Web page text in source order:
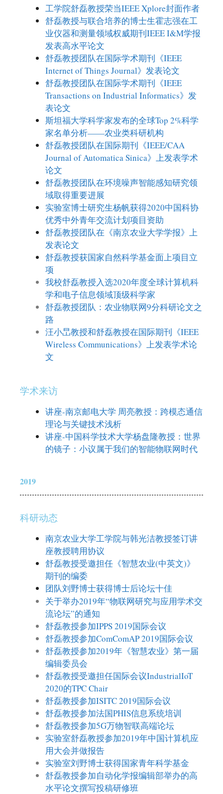
工学院舒磊教授荣当IEEE Xplore封面作者
舒磊教授与联合培养的博士生霍志强在工
业仪器和测量领域权威期刊IEEE I&M学报
发表高水平论文
舒磊教授团队在国际学术期刊《IEEE
Internet of Things Journal》发表论文
舒磊教授团队在国际学术期刊《IEEE
Transactions on Industrial Informatics》发
表论文
斯坦福大学科学家发布的全球Top 2%科学
家名单分析——农业类科研机构
舒磊教授团队在国际期刊《IEEE/CAA
Journal of Automatica Sinica》上发表学术
论文
舒磊教授团队在环境噪声智能感知研究领
域取得重要进展
实验室博士研究生杨帆获得2020中国科协
优秀中外青年交流计划项目资助
舒磊教授团队在《南京农业大学学报》上
发表论文
舒磊教授获国家自然科学基金面上项目立
项
我校舒磊教授入选2020年度全球计算机科
学和电子信息领域顶级科学家
舒磊教授团队：农业物联网9分科研论文之
路
汪小旵教授和舒磊教授在国际期刊《IEEE
Wireless Communications》上发表学术论
文
学术来访
讲座-南京邮电大学 周亮教授：跨模态通信
理论与关键技术浅析
讲座-中国科学技术大学杨盘隆教授：世界
的镜子：小议属于我们的智能物联网时代
2019
科研动态
南京农业大学工学院与韩光洁教授签订讲
座教授聘用协议
舒磊教授受邀担任《智慧农业(中英文)》
期刊的编委
团队刘野博士获得博士后论坛十佳
关于举办2019年“物联网研究与应用学术交
流论坛”的通知
舒磊教授参加IPPS 2019国际会议
舒磊教授参加ComComAP 2019国际会议
舒磊教授参加2019年《智慧农业》第一届
编辑委员会
舒磊教授受邀担任国际会议IndustrialIoT
2020的TPC Chair
舒磊教授参加ISITC 2019国际会议
舒磊教授参加法国PHIS信息系统培训
舒磊教授参加5G万物智联高端论坛
实验室舒磊教授参加2019年中国计算机应
用大会并做报告
实验室刘野博士获得国家青年科学基金
舒磊教授参加自动化学报编辑部举办的高
水平论文撰写投稿研修班